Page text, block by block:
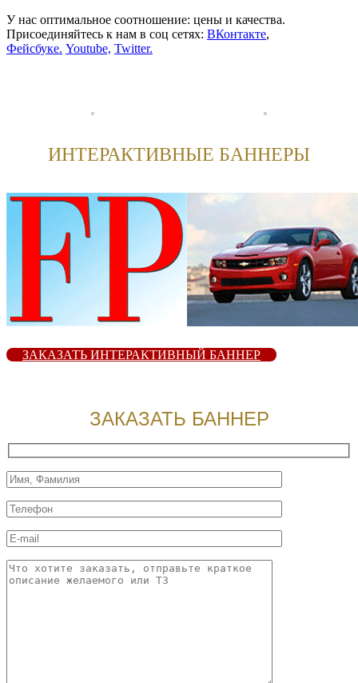
У нас оптимальное соотношение: цены и качества.
Присоединяйтесь к нам в соц сетях: ВКонтакте,
Фейсбуке. Youtube, Twitter.
ИНТЕРАКТИВНЫЕ БАННЕРЫ
ЗАКАЗАТЬ ИНТЕРАКТИВНЫЙ БАННЕР
ЗАКАЗАТЬ БАННЕР